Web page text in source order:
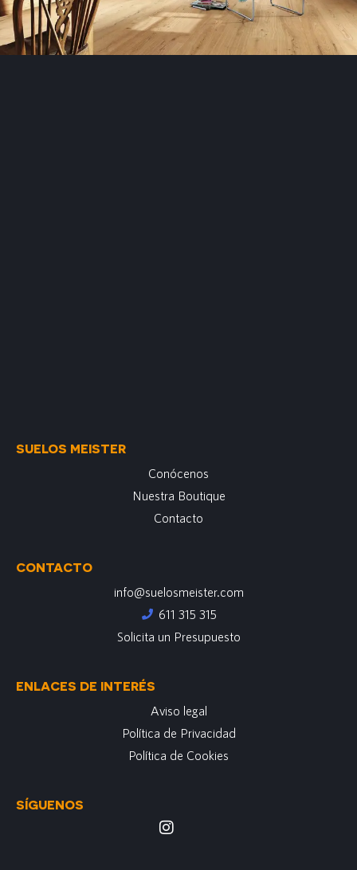
SUELOS MEISTER
Conócenos
Nuestra Boutique
Contacto
CONTACTO
info@suelosmeister.com
611 315 315
Solicita un Presupuesto
ENLACES DE INTERÉS
Aviso legal
Política de Privacidad
Política de Cookies
SÍGUENOS